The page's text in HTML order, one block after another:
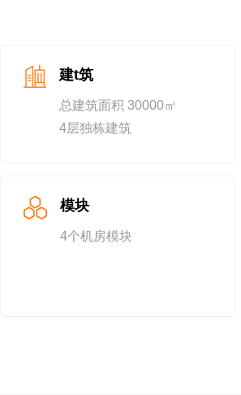
建t筑
总建筑面积 30000㎡
4层独栋建筑
模块
4个机房模块